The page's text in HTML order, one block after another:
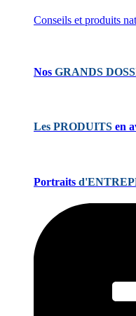
Conseils et produits
Nos GRANDS
Les PRODUITS en
Portraits